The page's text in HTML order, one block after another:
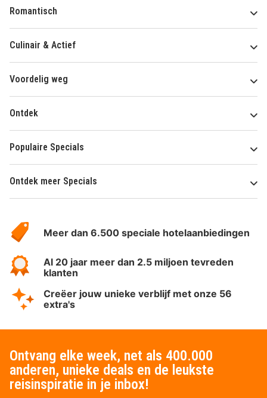
Romantisch
Culinair & Actief
Voordelig weg
Ontdek
Populaire Specials
Ontdek meer Specials
HotelSpecials
Meer dan 6.500 speciale hotelaanbiedingen
Al 20 jaar meer dan 2.5 miljoen tevreden
klanten
Creëer jouw unieke verblijf met onze 56
extra's
Ontvang elke week, net als 400.000
anderen, unieke deals en de leukste
reisinspiratie in je inbox!